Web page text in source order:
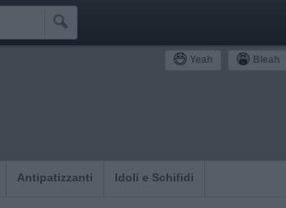

Yeah Bleah
Antipatizzanti Idoli e Schifidi